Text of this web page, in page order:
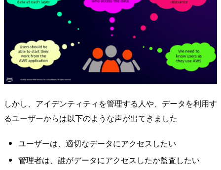
しかし、アイデンティティを管理する人や、データを利用す
るユーザーからは以下のような声が出てきました
ユーザーは、適切なデータにアクセスしたい
管理者は、誰がデータにアクセスしたか監査したい